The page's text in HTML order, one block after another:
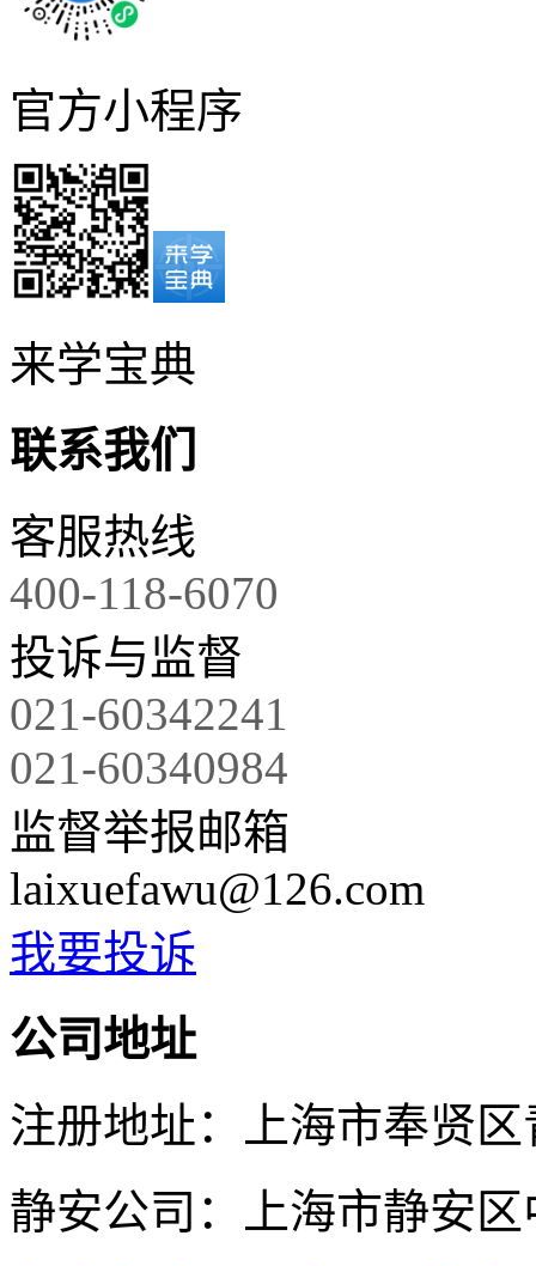
官方小程序
来学宝典
联系我们
客服热线
400-118-6070
投诉与监督
021-60342241
021-60340984
监督举报邮箱
laixuefawu@126.com
我要投诉
公司地址
注册地址：上海市奉贤
静安公司：上海市静安